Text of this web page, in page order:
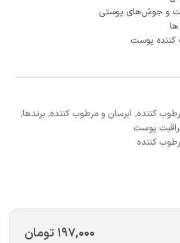
و جوش‌های پوستی
پوست
کننده, آبرسان و مرطوب کننده, برندها,
پوست
کننده
۱۹۷,۰۰۰ تومان